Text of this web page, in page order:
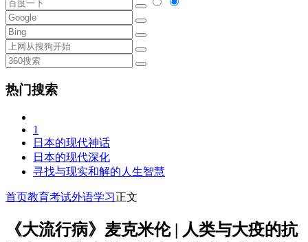
热门搜索
1
日本的现代神话
日本的现代深化
寻找与现实和解的人生智慧
首页教育考试外语学习正文
《大流行病》麦克米伦 | 人类与大疫的抗